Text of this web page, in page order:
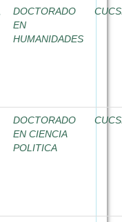
DOCTORADO
EN
HUMANIDADES
DOCTORADO
EN CIENCIA
POLITICA